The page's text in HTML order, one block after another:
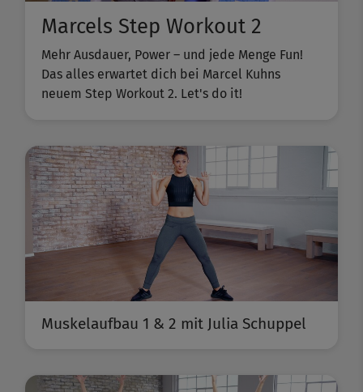
Marcels Step Workout 2
Mehr Ausdauer, Power – und jede Menge Fun!
Das alles erwartet dich bei Marcel Kuhns
neuem Step Workout 2. Let's do it!
Muskelaufbau 1 & 2 mit Julia Schuppel